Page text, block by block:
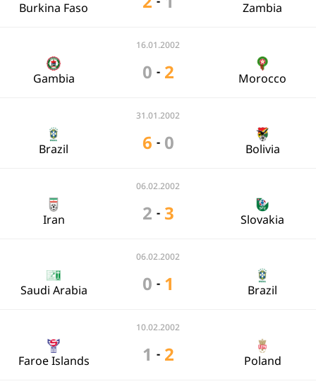
Burkina Faso Zambia
16.01.2002
Gambia 0 - 2 Morocco
31.01.2002
Brazil 6 - 0 Bolivia
06.02.2002
Iran 2 - 3 Slovakia
06.02.2002
Saudi Arabia 0 - 1 Brazil
10.02.2002
Faroe Islands 1 - 2 Poland